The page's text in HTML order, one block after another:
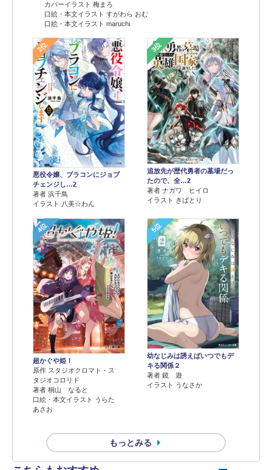
カバーイラスト 梅まろ
口絵・本文イラスト すがわら おむ
口絵・本文イラスト maruchi
2位
悪役令嬢、ブラコンにジョブ
チェンジし…2
著者 浜千鳥
イラスト 八美☆わん
3位
追放先が歴代勇者の墓場だっ
たので、全…2
著者 ナガワ ヒイロ
イラスト きばとり
4位
超かぐや姫！
原作 スタジオクロマト・ス
タジオコロリド
著者 桐山 なると
口絵・本文イラスト うらた
あさお
5位
幼なじみは誘えばいつでもデ
キる関係２
著者 鏡 遊
イラスト うなさか
もっとみる